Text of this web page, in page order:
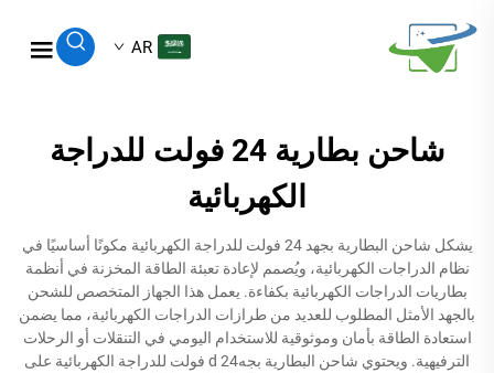
AR
شاحن بطارية 24 فولت للدراجة
الكهربائية
يشكل شاحن البطارية بجهد 24 فولت للدراجة الكهربائية مكونًا أساسيًا في
نظام الدراجات الكهربائية، ويُصمم لإعادة تعبئة الطاقة المخزنة في أنظمة
بطاريات الدراجات الكهربائية بكفاءة. يعمل هذا الجهاز المتخصص للشحن
بالجهد الأمثل المطلوب للعديد من طرازات الدراجات الكهربائية، مما يضمن
استعادة الطاقة بأمان وموثوقية للاستخدام اليومي في التنقلات أو الرحلات
الترفيهية. ويحتوي شاحن البطارية بجهd 24 فولت للدراجة الكهربائية على